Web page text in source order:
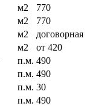
м2
770
м2
770
м2
договорная
м2
от 420
п.м. 490
п.м. 490
п.м. 30
п.м. 490